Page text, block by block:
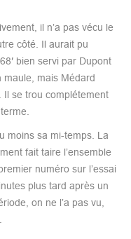
il n’a pas vécu le
côté. Il aurait pu
bien servi par Dupont
maule, mais Médard
Il se trou complétement
moins sa mi-temps. La
fait taire l’ensemble
numéro sur l’essai
plus tard après un
on ne l’a pas vu,